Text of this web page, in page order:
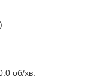
об/хв.